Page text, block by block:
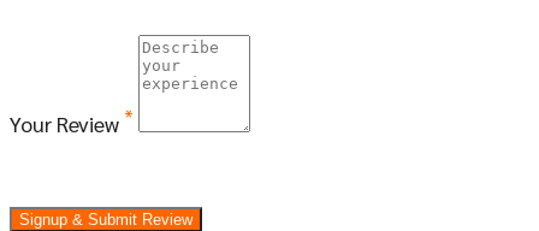
Your Review *
Signup & Submit Review